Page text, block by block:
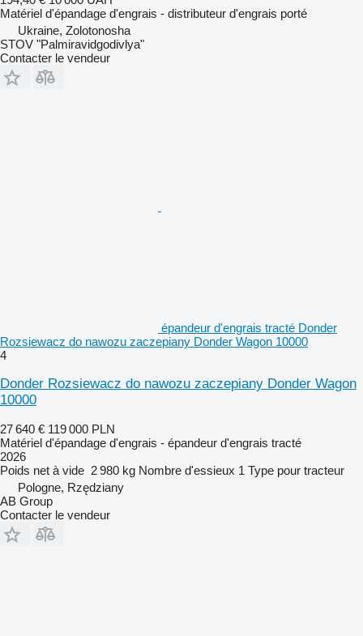
Matériel d'épandage d'engrais - distributeur d'engrais porté
Ukraine, Zolotonosha
STOV "Palmiravidgodivlya"
Contacter le vendeur
épandeur d'engrais tracté Donder
Rozsiewacz do nawozu zaczepiany Donder Wagon 10000
4
Donder Rozsiewacz do nawozu zaczepiany Donder Wagon
10000
27 640 € 119 000 PLN
Matériel d'épandage d'engrais - épandeur d'engrais tracté
2026
Poids net à vide 2 980 kg Nombre d'essieux 1 Type pour tracteur
Pologne, Rzędziany
AB Group
Contacter le vendeur